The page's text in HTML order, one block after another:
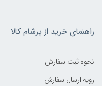
راهنمای خرید از پرشام کالا
نحوه ثبت سفارش
رویه ارسال سفارش